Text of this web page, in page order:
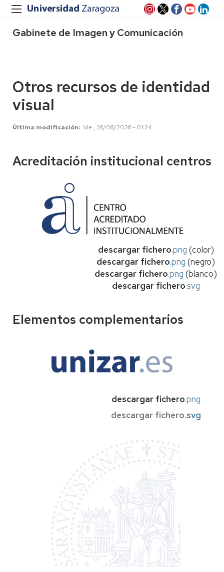
Gabinete de Imagen y Comunicación
Otros recursos de identidad
visual
Última modificación Vie , 26/06/2026 - 01:24
Acreditación institucional centros
descargar fichero.png (color)
descargar fichero.png (negro)
descargar fichero.png (blanco)
descargar fichero.svg
Elementos complementarios
descargar fichero.png
descargar fichero.svg